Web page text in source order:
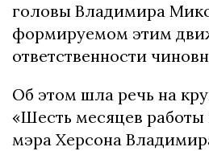
головы Владимира
формируемом этим
ответственности
Об этом шла речь на
«Шесть месяцев
мэра Херсона